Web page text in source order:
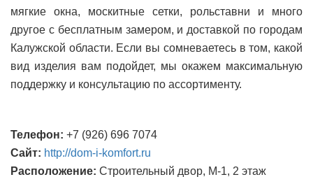
мягкие окна, москитные сетки, рольставни и много
другое с бесплатным замером, и доставкой по городам
Калужской области. Если вы сомневаетесь в том, какой
вид изделия вам подойдет, мы окажем максимальную
поддержку и консультацию по ассортименту.
Телефон: +7 (926) 696 7074
Сайт: http://dom-i-komfort.ru
Расположение: Строительный двор, М-1, 2 этаж